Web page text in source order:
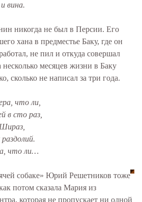
вина.
никогда не был в Персии. Его
хана в предместье Баку, где он
не пил и откуда совершал
несколько месяцев жизни в Баку
сколько не написал за три года.
что ли,
в сто раз,
что ли…
собаке» Юрий Решетников тоже
потом сказала Мария из
которая не пропускает ни одной